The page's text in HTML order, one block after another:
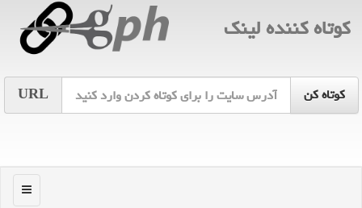
كوتاه كننده لینك
URL
منو